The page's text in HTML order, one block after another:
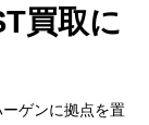
買取に
ゲンに拠点を置